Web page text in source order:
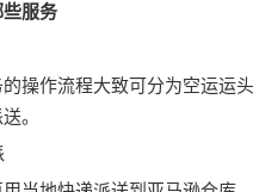
服务
操作流程大致可分为空运运
。